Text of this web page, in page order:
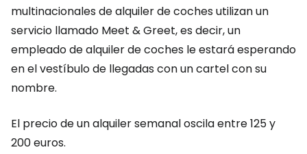
multinacionales de alquiler de coches utilizan un
servicio llamado Meet & Greet, es decir, un
empleado de alquiler de coches le estará esperando
en el vestíbulo de llegadas con un cartel con su
nombre.
El precio de un alquiler semanal oscila entre 125 y
200 euros.